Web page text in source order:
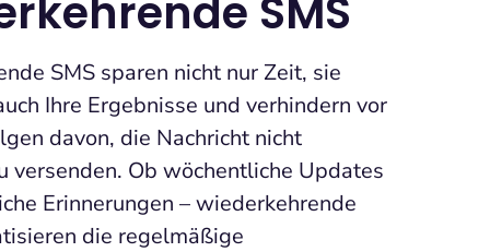
SMS
SMS sparen nicht nur Zeit, sie
Ihre Ergebnisse und verhindern vor
davon, die Nachricht nicht
versenden. Ob wöchentliche Updates
Erinnerungen – wiederkehrende
die regelmäßige